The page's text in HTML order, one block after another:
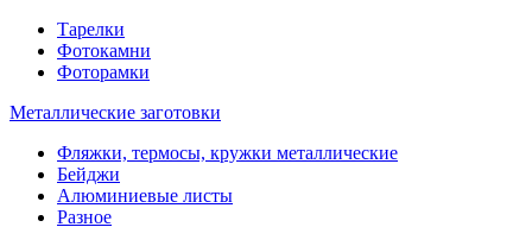
Тарелки
Фотокамни
Фоторамки
Металлические заготовки
Фляжки, термосы, кружки металлические
Бейджи
Алюминиевые листы
Разное